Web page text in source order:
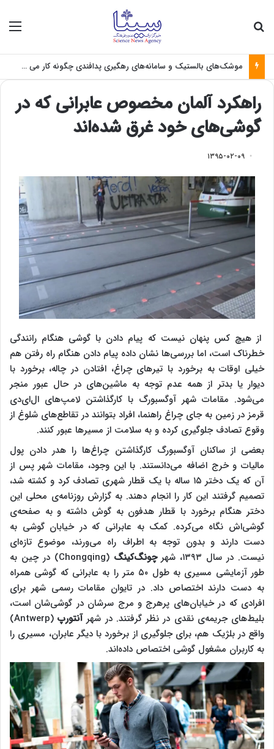
موشک‌های بالستیک و سامانه‌های رهگیری پدافندی چگونه کار می کنند؟
راهکرد آلمان مخصوص عابرانی که در
گوشی‌های خود غرق شده‌اند
۱۳۹۵-۰۲-۰۹
از هیچ کس پنهان نیست که پیام دادن با گوشی هنگام رانندگی
خطرناک است، اما بررسی‌‌ها نشان داده پیام دادن هنگام راه رفتن هم
خیلی اوقات به برخورد با تیرهای چراغ، افتادن در چاله‌، برخورد با
دیوار یا بدتر از همه عدم توجه به ماشین‌های در حال عبور منجر
می‌شود. مقامات شهر آوگسبورگ با کارگذاشتن لامپ‌های ال‌ای‌دی
قرمز در زمین به جای چراغ راهنما، افراد بتوانند در تقاطع‌های شلوغ از
وقوع تصادف جلوگیری کرده و به سلامت از مسیرها عبور کنند.
بعضی از ساکنان آوگسبورگ کارگذاشتن چراغ‌ها را هدر دادن پول
مالیات و خرج اضافه می‌دانستند. با این وجود، مقامات شهر پس از
آن که یک دختر ۱۵ ساله با یک قطار شهری تصادف کرد و کشته شد،
تصمیم گرفتند این کار را انجام دهند. به گزارش روزنامه‌ی محلی این
دختر هنگام برخورد با قطار هدفون به گوش داشته و به صفحه‌ی
گوشی‌اش نگاه می‌کرده. کمک به عابرانی که در خیابان گوشی به
دست دارند و بدون توجه به اطراف راه می‌ورند، موضوع تازه‌ای
نیست. در سال ۱۳۹۳، شهر
چونگ‌کینگ
(Chongqing) در چین به
طور آزمایشی مسیری به طول ۵۰ متر را به عابرانی که گوشی همراه
به دست دارند اختصاص داد. در تایوان مقامات رسمی شهر برای
افرادی که در خیابان‌های پرهرج و مرج سرشان در گوشی‌شان است،
بلیط‌های جریمه‌ی نقدی در نظر گرفتند. در شهرآنتورپ
(Antwerp)
واقع در بلژیک هم، برای جلوگیری از برخورد با دیگر عابران، مسیری را
به کاربران مشغول گوشی اختصاص داده‌اند.